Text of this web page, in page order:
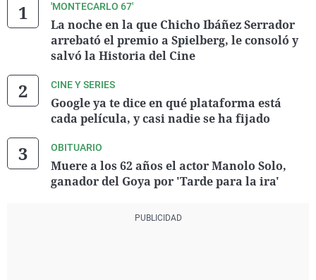
'MONTECARLO 67'
La noche en la que Chicho Ibáñez Serrador
arrebató el premio a Spielberg, le consoló y
salvó la Historia del Cine
CINE Y SERIES
Google ya te dice en qué plataforma está
cada película, y casi nadie se ha fijado
OBITUARIO
Muere a los 62 años el actor Manolo Solo,
ganador del Goya por 'Tarde para la ira'